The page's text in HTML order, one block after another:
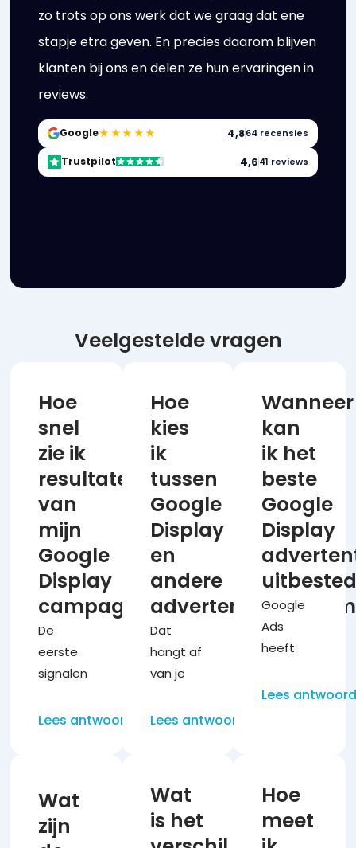
zo trots op ons werk dat we graag dat ene
stapje etra geven. En precies daarom blijven
klanten bij ons en delen ze hun ervaringen in
reviews.
Google★★★★★ 4,864 recensies
Trustpilot 4,641 reviews
Veelgestelde vragen
Hoe
snel
zie ik
resultaten
van
mijn
Google
Display
campagnes
De
eerste
signalen
vaak
Echte
optimalisatie
Lees antwoord
Hoe
kies
ik
tussen
Google
Display
en
andere
Dat
hangt af
van je
je
mensen
die
Lees antwoord
Wanneer
kan
ik het
beste
Google
Display
Google
Ads
heeft
instellingen
echt tijd
moeten
vrijmaken
Lees
Wat
zijn
Wat
is het
Hoe
meet